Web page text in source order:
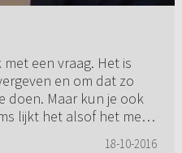
een vraag. Het is
en om dat zo
doen. Maar kun je ook
lijkt het alsof het meer
18-10-2016